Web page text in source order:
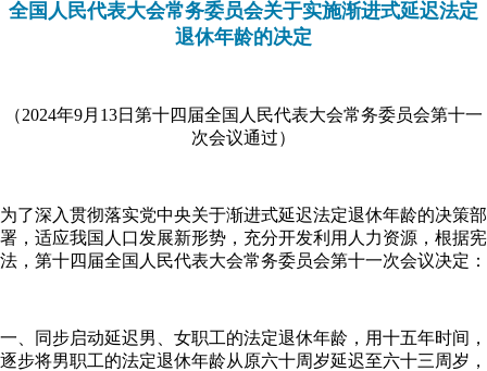
全国人民代表大会常务委员会关于实施渐进式延迟法定
退休年龄的决定
（2024年9月13日第十四届全国人民代表大会常务委员会第十一
次会议通过）
为了深入贯彻落实党中央关于渐进式延迟法定退休年龄的决策部
署，适应我国人口发展新形势，充分开发利用人力资源，根据宪
法，第十四届全国人民代表大会常务委员会第十一次会议决定：
一、同步启动延迟男、女职工的法定退休年龄，用十五年时间，
逐步将男职工的法定退休年龄从原六十周岁延迟至六十三周岁，